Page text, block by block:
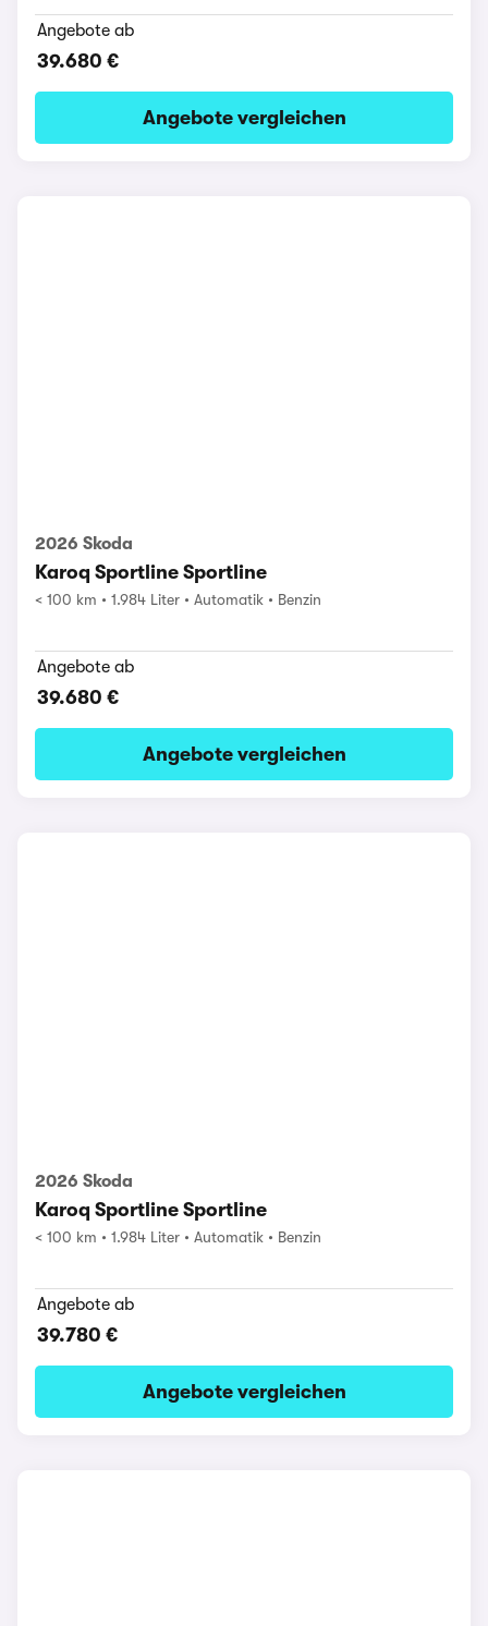
Angebote ab
39.680 €
Angebote vergleichen
2026 Skoda
Karoq Sportline Sportline
< 100 km 1.984 Liter Automatik Benzin
Angebote ab
39.680 €
Angebote vergleichen
2026 Skoda
Karoq Sportline Sportline
< 100 km 1.984 Liter Automatik Benzin
Angebote ab
39.780 €
Angebote vergleichen